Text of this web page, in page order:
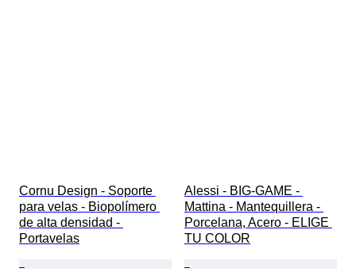
Cornu Design - Soporte
para velas - Biopolímero
de alta densidad -
Portavelas
Alessi - BIG-GAME -
Mattina - Mantequillera -
Porcelana, Acero - ELIGE
TU COLOR